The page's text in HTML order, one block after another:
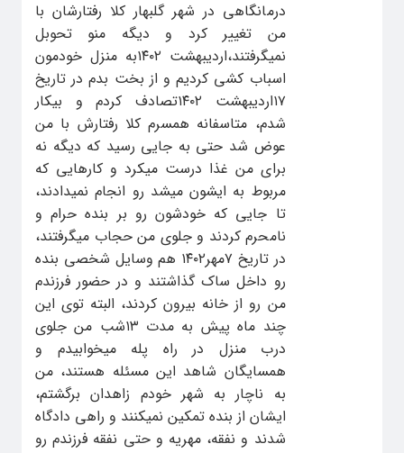
درمانگاهی در شهر گلبهار کلا رفتارشان با
من تغییر کرد و دیگه منو تحوبل
نمیگرفتند،اردیبهشت ۱۴۰۲به منزل خودمون
اسباب کشی کردیم و از بخت بدم در تاریخ
۱۷اردیبهشت ۱۴۰۲تصادف کردم و بیکار
شدم، متاسفانه همسرم کلا رفتارش با من
عوض شد حتی به جایی رسید که دیگه نه
برای من غذا درست میکرد و کارهایی که
مربوط به ایشون میشد رو انجام نمیدادند،
تا جایی که خودشون رو بر بنده حرام و
نامحرم کردند و جلوی من حجاب میگرفتند،
در تاریخ ۷مهر۱۴۰۲ هم وسایل شخصی بنده
رو داخل ساک گذاشتند و در حضور فرزندم
من رو از خانه بیرون کردند، البته توی این
چند ماه پیش به مدت ۱۳شب من جلوی
درب منزل در راه پله میخوابیدم و
همسایگان شاهد این مسئله هستند، من
به ناچار به شهر خودم زاهدان برگشتم،
ایشان از بنده تمکین نمیکنند و راهی دادگاه
شدند و نفقه، مهریه و حتی نفقه فرزندم رو